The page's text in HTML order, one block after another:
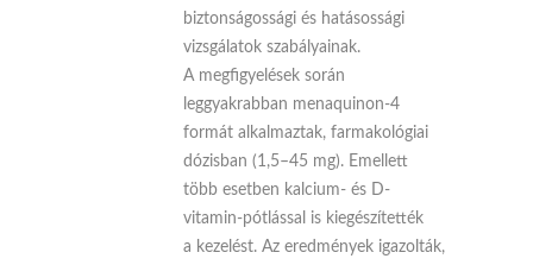
biztonságossági és hatásossági
vizsgálatok szabályainak.
A megfigyelések során
leggyakrabban menaquinon-4
formát alkalmaztak, farmakológiai
dózisban (1,5–45 mg). Emellett
több esetben kalcium- és D-
vitamin-pótlással is kiegészítették
a kezelést. Az eredmények igazolták,